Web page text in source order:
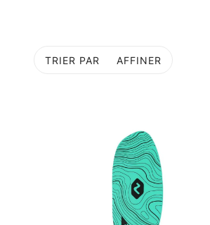
TRIER PAR AFFINER